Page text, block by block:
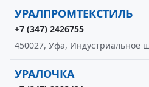
УРАЛПРОМТЕКСТИЛЬ
+7 (347) 2426755
450027, Уфа, Индустриальное
УРАЛОЧКА